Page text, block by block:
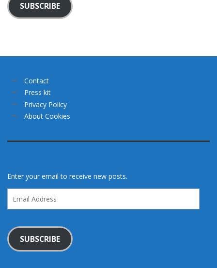
SUBSCRIBE
Contact
Press kit
Privacy Policy
About Cookies
Enter your email to receive new posts.
Address
SUBSCRIBE